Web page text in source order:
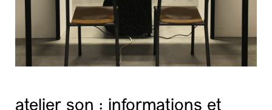
atelier son : informations et